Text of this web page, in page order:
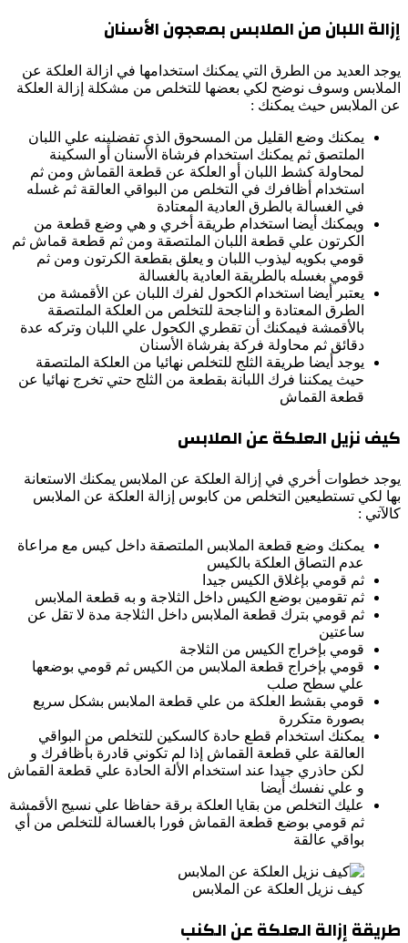
إزالة اللبان من الملابس بمعجون الأسنان
يوجد العديد من الطرق التي يمكنك استخدامها في ازالة العلكة عن
الملابس وسوف نوضح لكي بعضها للتخلص من مشكلة إزالة العلكة
عن الملابس حيث يمكنك :
يمكنك وضع القليل من المسحوق الذي تفضلينه علي اللبان
الملتصق ثم يمكنك استخدام فرشاة الأسنان أو السكينة
لمحاولة كشط اللبان أو العلكة عن قطعة القماش ومن ثم
استخدام أظافرك في التخلص من البواقي العالقة ثم غسله
في الغسالة بالطرق العادية المعتادة
ويمكنك أيضا استخدام طريقة أخري و هي وضع قطعة من
الكرتون علي قطعة اللبان الملتصقة ومن ثم قطعة قماش ثم
قومي بكويه ليذوب اللبان و يعلق بقطعة الكرتون ومن ثم
قومي بغسله بالطريقة العادية بالغسالة
يعتبر أيضا استخدام الكحول لفرك اللبان عن الأقمشة من
الطرق المعتادة و الناجحة للتخلص من العلكة الملتصقة
بالأقمشة فيمكنك أن تقطري الكحول علي اللبان وتركه عدة
دقائق ثم محاولة فركة بفرشاة الأسنان
يوجد أيضا طريقة الثلج للتخلص نهائيا من العلكة الملتصقة
حيث يمكننا فرك اللبانة بقطعة من الثلج حتي تخرج نهائيا عن
قطعة القماش
كيف نزيل العلكة عن الملابس
يوجد خطوات أخري في إزالة العلكة عن الملابس يمكنك الاستعانة
بها لكي تستطيعين التخلص من كابوس إزالة العلكة عن الملابس
كالآتي :
يمكنك وضع قطعة الملابس الملتصقة داخل كيس مع مراعاة
عدم التصاق العلكة بالكيس
ثم قومي بإغلاق الكيس جيدا
ثم تقومين بوضع الكيس داخل الثلاجة و به قطعة الملابس
ثم قومي بترك قطعة الملابس داخل الثلاجة مدة لا تقل عن
ساعتين
قومي بإخراج الكيس من الثلاجة
قومي بإخراج قطعة الملابس من الكيس ثم قومي بوضعها
علي سطح صلب
قومي بقشط العلكة من علي قطعة الملابس بشكل سريع
بصورة متكررة
يمكنك استخدام قطع حادة كالسكين للتخلص من البواقي
العالقة علي قطعة القماش إذا لم تكوني قادرة بأظافرك و
لكن حاذري جيدا عند استخدام الألة الحادة علي قطعة القماش
و علي نفسك أيضا
عليك التخلص من بقايا العلكة برقة حفاظا علي نسيج الأقمشة
ثم قومي بوضع قطعة القماش فورا بالغسالة للتخلص من أي
بواقي عالقة
كيف نزيل العلكة عن الملابس
طريقة إزالة العلكة عن الكنب